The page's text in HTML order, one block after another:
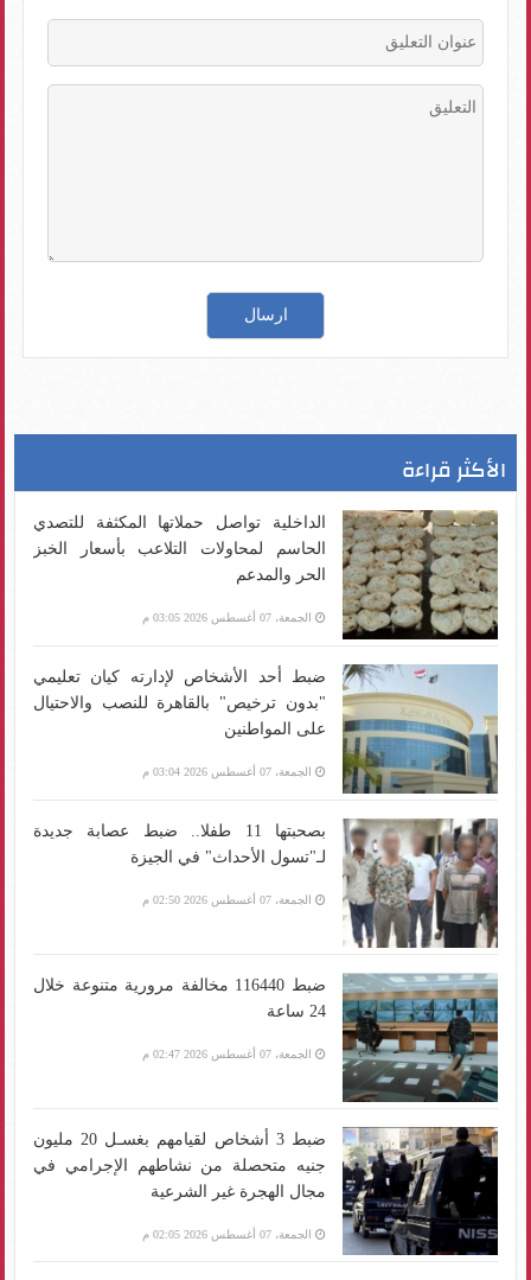
الأكثر قراءة
الداخلية تواصل حملاتها المكثفة للتصدي
الحاسم لمحاولات التلاعب بأسعار الخبز
الحر والمدعم
الجمعة، 07 أغسطس 2026 03:05 م
ضبط أحد الأشخاص لإدارته كيان تعليمي
"بدون ترخيص" بالقاهرة للنصب والاحتيال
على المواطنين
الجمعة، 07 أغسطس 2026 03:04 م
بصحبتها 11 طفلا.. ضبط عصابة جديدة
لـ"تسول الأحداث" في الجيزة
الجمعة، 07 أغسطس 2026 02:50 م
ضبط 116440 مخالفة مرورية متنوعة خلال
24 ساعة
الجمعة، 07 أغسطس 2026 02:47 م
ضبط 3 أشخاص لقيامهم بغسـل 20 مليون
جنيه متحصلة من نشاطهم الإجرامي في
مجال الهجرة غير الشرعية
الجمعة، 07 أغسطس 2026 02:05 م